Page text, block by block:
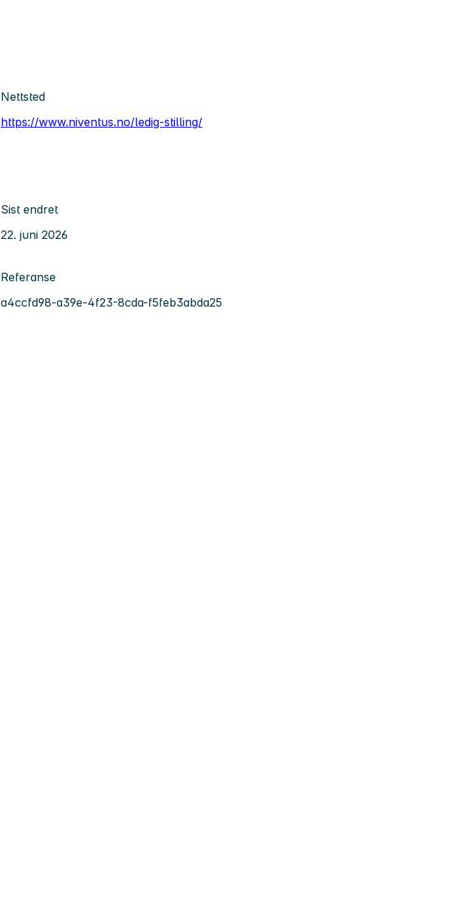
Nettsted
https://www.niventus.no/ledig-stilling/
Sist endret
22. juni 2026
Referanse
a4ccfd98-a39e-4f23-8cda-f5feb3abda25